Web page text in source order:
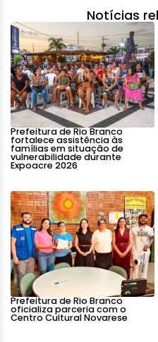
Notícias
Prefeitura de Rio Branco
fortalece assistência às
famílias em situação de
vulnerabilidade durante
Expoacre 2026
Prefeitura de Rio Branco
oficializa parceria com o
Centro Cultural Novarese